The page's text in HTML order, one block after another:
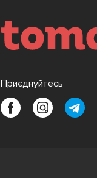
Приєднуйтесь